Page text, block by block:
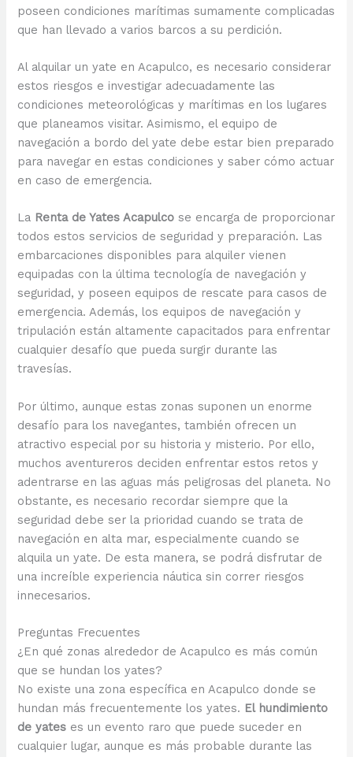
poseen condiciones marítimas sumamente complicadas
que han llevado a varios barcos a su perdición.
Al alquilar un yate en Acapulco, es necesario considerar
estos riesgos e investigar adecuadamente las
condiciones meteorológicas y marítimas en los lugares
que planeamos visitar. Asimismo, el equipo de
navegación a bordo del yate debe estar bien preparado
para navegar en estas condiciones y saber cómo actuar
en caso de emergencia.
La Renta de Yates Acapulco se encarga de proporcionar
todos estos servicios de seguridad y preparación. Las
embarcaciones disponibles para alquiler vienen
equipadas con la última tecnología de navegación y
seguridad, y poseen equipos de rescate para casos de
emergencia. Además, los equipos de navegación y
tripulación están altamente capacitados para enfrentar
cualquier desafío que pueda surgir durante las
travesías.
Por último, aunque estas zonas suponen un enorme
desafío para los navegantes, también ofrecen un
atractivo especial por su historia y misterio. Por ello,
muchos aventureros deciden enfrentar estos retos y
adentrarse en las aguas más peligrosas del planeta. No
obstante, es necesario recordar siempre que la
seguridad debe ser la prioridad cuando se trata de
navegación en alta mar, especialmente cuando se
alquila un yate. De esta manera, se podrá disfrutar de
una increíble experiencia náutica sin correr riesgos
innecesarios.
Preguntas Frecuentes
¿En qué zonas alrededor de Acapulco es más común
que se hundan los yates?
No existe una zona específica en Acapulco donde se
hundan más frecuentemente los yates. El hundimiento
de yates es un evento raro que puede suceder en
cualquier lugar, aunque es más probable durante las